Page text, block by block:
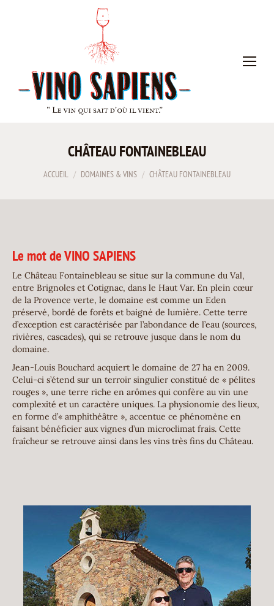
CHÂTEAU FONTAINEBLEAU
ACCUEIL DOMAINES & VINS CHÂTEAU FONTAINEBLEAU
Le mot de VINO SAPIENS
Le Château Fontainebleau se situe sur la commune du Val,
entre Brignoles et Cotignac, dans le Haut Var. En plein cœur
de la Provence verte, le domaine est comme un Eden
préservé, bordé de forêts et baigné de lumière. Cette terre
d’exception est caractérisée par l’abondance de l’eau (sources,
rivières, cascades), qui se retrouve jusque dans le nom du
domaine.
Jean-Louis Bouchard acquiert le domaine de 27 ha en 2009.
Celui-ci s’étend sur un terroir singulier constitué de « pélites
rouges », une terre riche en arômes qui confère au vin une
complexité et un caractère uniques. La physionomie des lieux,
en forme d’« amphithéâtre », accentue ce phénomène en
faisant bénéficier aux vignes d’un microclimat frais. Cette
fraîcheur se retrouve ainsi dans les vins très fins du Château.